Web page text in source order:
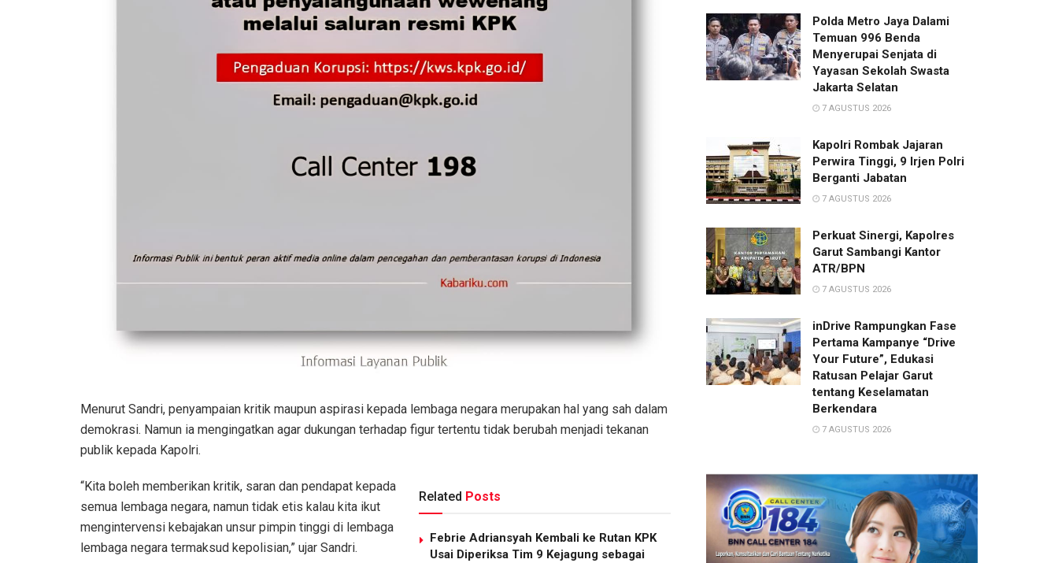
Menurut Sandri, penyampaian kritik maupun aspirasi kepada lembaga negara merupakan hal yang sah dalam
demokrasi. Namun ia mengingatkan agar dukungan terhadap figur tertentu tidak berubah menjadi tekanan
publik kepada Kapolri.
Related Posts
Febrie Adriansyah Kembali ke Rutan KPK
Usai Diperiksa Tim 9 Kejagung sebagai
“Kita boleh memberikan kritik, saran dan pendapat kepada
semua lembaga negara, namun tidak etis kalau kita ikut
mengintervensi kebajakan unsur pimpin tinggi di lembaga
lembaga negara termaksud kepolisian,” ujar Sandri.
Polda Metro Jaya Dalami
Temuan 996 Benda
Menyerupai Senjata di
Yayasan Sekolah Swasta
Jakarta Selatan
7 AGUSTUS 2026
Kapolri Rombak Jajaran
Perwira Tinggi, 9 Irjen Polri
Berganti Jabatan
7 AGUSTUS 2026
Perkuat Sinergi, Kapolres
Garut Sambangi Kantor
ATR/BPN
7 AGUSTUS 2026
inDrive Rampungkan Fase
Pertama Kampanye “Drive
Your Future”, Edukasi
Ratusan Pelajar Garut
tentang Keselamatan
Berkendara
7 AGUSTUS 2026